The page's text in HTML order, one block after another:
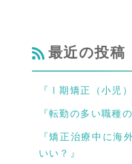
最近の投稿
『Ⅰ期矯正（小児
『転勤の多い職種
『矯正治療中に海
いい？』